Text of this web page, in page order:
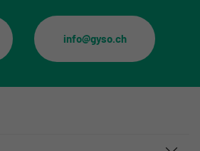
info@gyso.ch